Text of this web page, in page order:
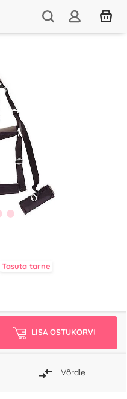
Tasuta tarne
LISA OSTUKORVI
Võrdle